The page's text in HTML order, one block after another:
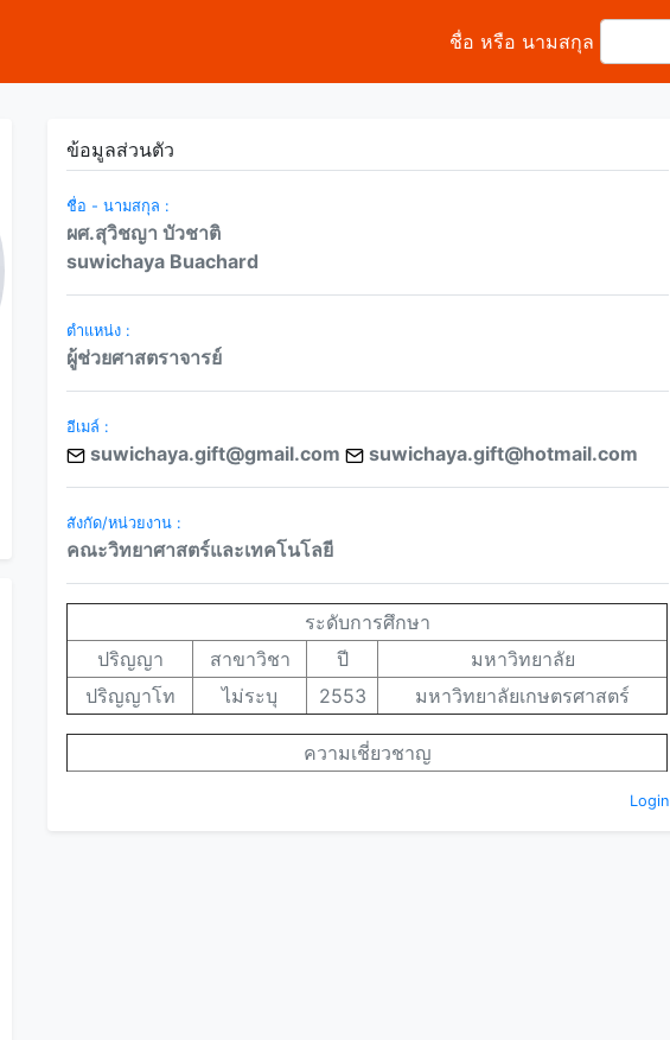
ชื่อ หรือ นามสกุล
ข้อมูลส่วนตัว
ชื่อ - นามสกุล :
ผศ.สุวิชญา บัวชาติ
suwichaya Buachard
ตำแหน่ง :
ผู้ช่วยศาสตราจารย์
อีเมล์ :
suwichaya.gift@gmail.com suwichaya.gift@hotmail.com
สังกัด/หน่วยงาน :
คณะวิทยาศาสตร์และเทคโนโลยี
ระดับการศึกษา
ปริญญา
สาขาวิชา ปี
มหาวิทยาลัย
ปริญญาโท
ไม่ระบุ 2553 มหาวิทยาลัยเกษตรศาสตร์
ความเชี่ยวชาญ
Login